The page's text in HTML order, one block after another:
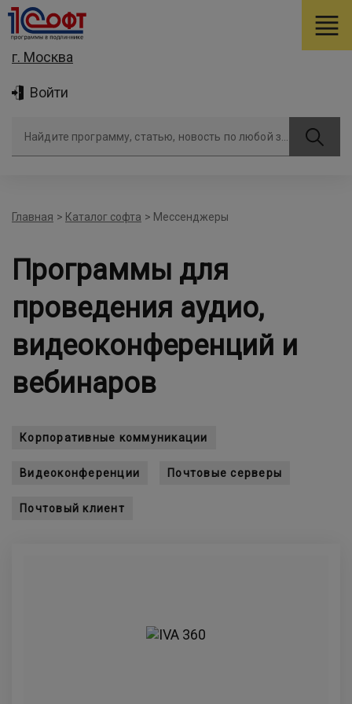
г. Москва
Войти
Главная > Каталог софта > Мессенджеры
Программы для
проведения аудио,
видеоконференций и
вебинаров
Корпоративные коммуникации
Видеоконференции Почтовые серверы
Почтовый клиент